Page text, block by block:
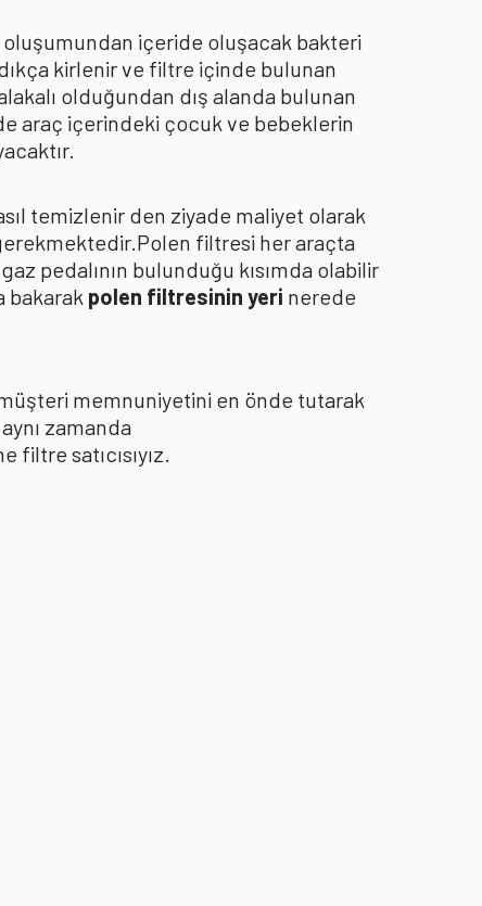
içeride oluşacak bakteri
kirlenir ve filtre içinde bulunan
olduğundan dış alanda bulunan
araç içerindeki çocuk ve bebeklerin
temizlenir den ziyade maliyet olarak
filtresi her araçta
pedalının bulunduğu kısımda olabilir
bakarak polen filtresinin yeri nerede
memnuniyetini en önde tutarak
zamanda
satıcısıyız.